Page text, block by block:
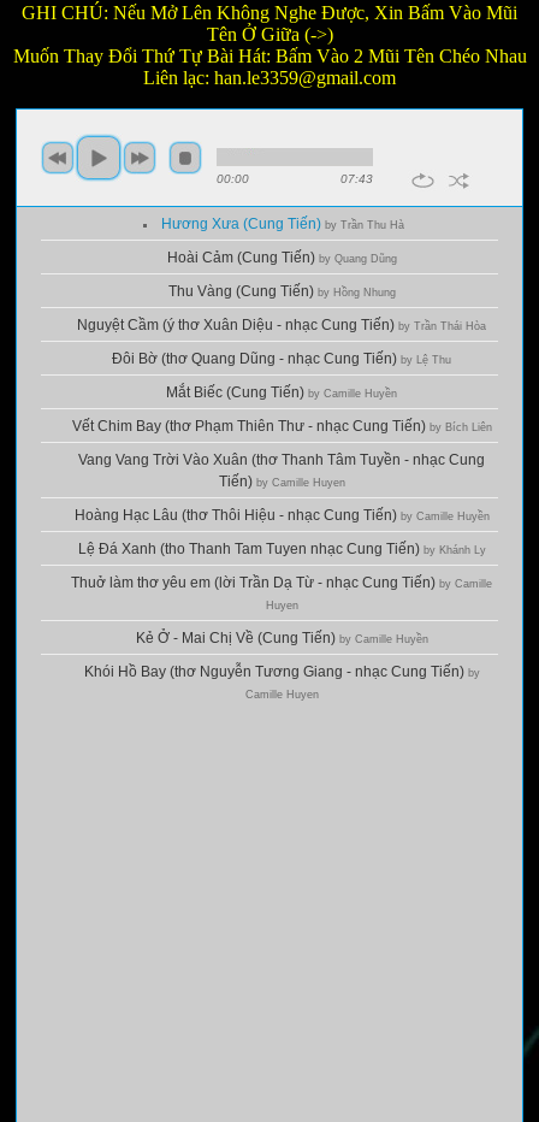
GHI CHÚ: Nếu Mở Lên Không Nghe Được, Xin Bấm Vào Mũi
Tên Ở Giữa (->)
Muốn Thay Đổi Thứ Tự Bài Hát: Bấm Vào 2 Mũi Tên Chéo Nhau
Liên lạc: han.le3359@gmail.com
00:00 07:43
Hương Xưa (Cung Tiến)by Trần Thu Hà
Hoài Cảm (Cung Tiến) by Quang Dũng
Thu Vàng (Cung Tiến) by Hồng Nhung
Nguyệt Cầm (ý thơ Xuân Diệu - nhạc Cung Tiến) by Trần Thái Hòa
Đôi Bờ (thơ Quang Dũng - nhạc Cung Tiến) by Lệ Thu
Mắt Biếc (Cung Tiến) by Camille Huyền
Vết Chim Bay (thơ Phạm Thiên Thư - nhạc Cung Tiến) by Bích Liên
Vang Vang Trời Vào Xuân (thơ Thanh Tâm Tuyền - nhạc Cung
Tiến) by Camille Huyen
Hoàng Hạc Lâu (thơ Thôi Hiệu - nhạc Cung Tiến) by Camille Huyền
Lệ Đá Xanh (tho Thanh Tam Tuyen nhạc Cung Tiến) by Khánh Ly
Thuở làm thơ yêu em (lời Trần Dạ Từ - nhạc Cung Tiến) by Camille
Huyen
Kẻ Ở - Mai Chị Về (Cung Tiến) by Camille Huyền
Khói Hồ Bay (thơ Nguyễn Tương Giang - nhạc Cung Tiến) by
Camille Huyen